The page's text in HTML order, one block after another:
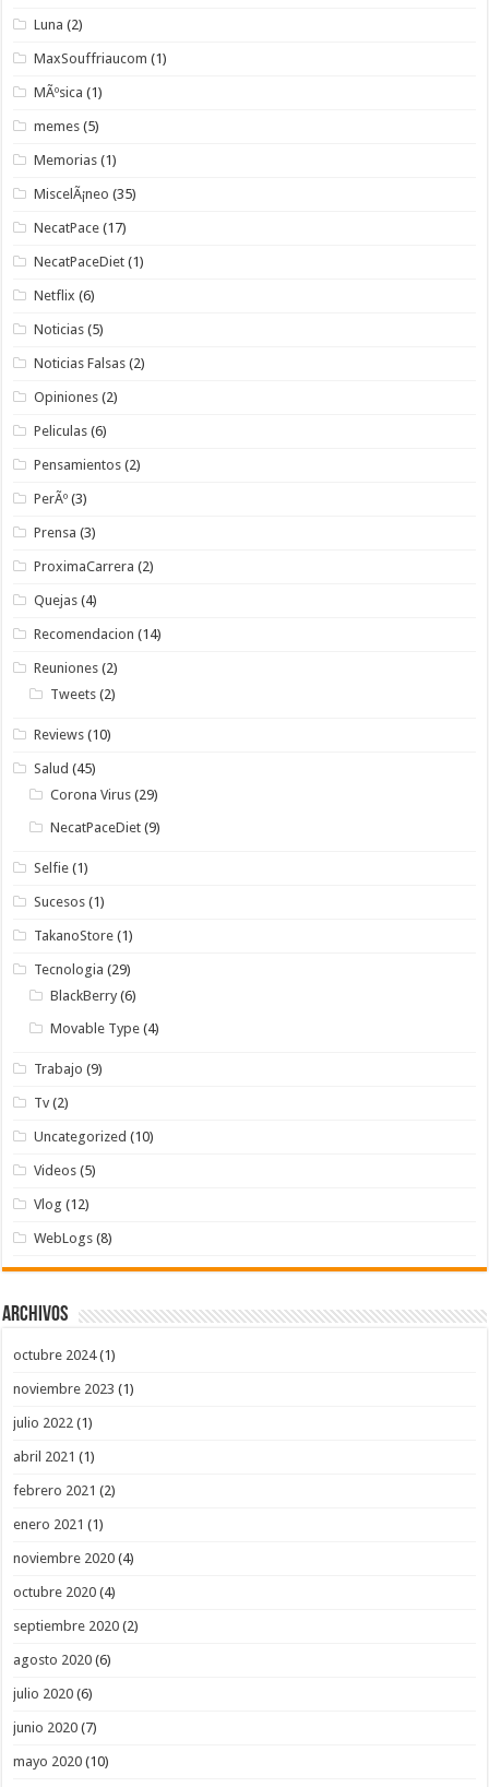
Luna (2)
MaxSouffriaucom (1)
MÃºsica (1)
memes (5)
Memorias (1)
MiscelÃ¡neo (35)
NecatPace (17)
NecatPaceDiet (1)
Netflix (6)
Noticias (5)
Noticias Falsas (2)
Opiniones (2)
Peliculas (6)
Pensamientos (2)
PerÃº (3)
Prensa (3)
ProximaCarrera (2)
Quejas (4)
Recomendacion (14)
Reuniones (2)
Tweets (2)
Reviews (10)
Salud (45)
Corona Virus (29)
NecatPaceDiet (9)
Selfie (1)
Sucesos (1)
TakanoStore (1)
Tecnologia (29)
BlackBerry (6)
Movable Type (4)
Trabajo (9)
Tv (2)
Uncategorized (10)
Videos (5)
Vlog (12)
WebLogs (8)
Archivos
octubre 2024(1)
noviembre 2023 (1)
julio 2022 (1)
abril 2021 (1)
febrero 2021 (2)
enero 2021 (1)
noviembre 2020 (4)
octubre 2020 (4)
septiembre 2020 (2)
agosto 2020 (6)
julio 2020 (6)
junio 2020 (7)
mayo 2020 (10)